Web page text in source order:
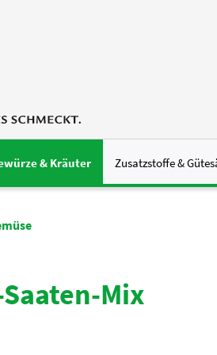
& Kräuter Zusatzstoffe &
Mix